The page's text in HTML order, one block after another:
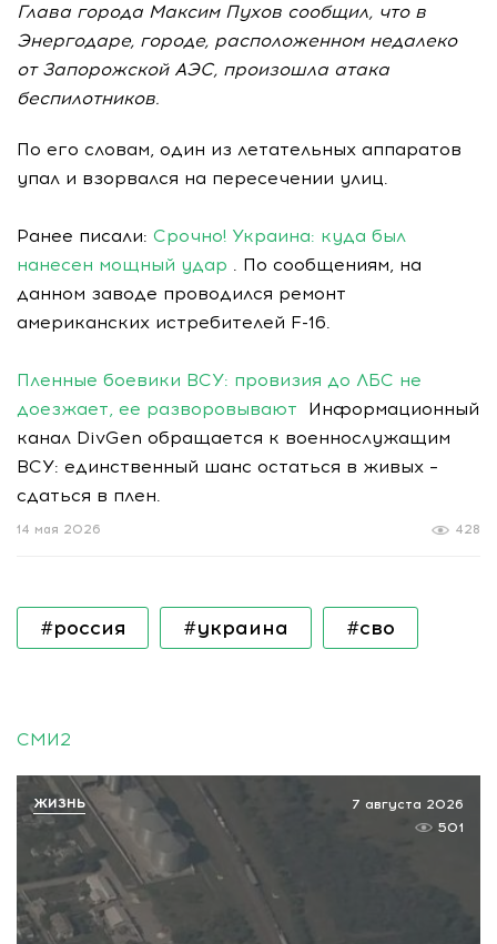
Глава города Максим Пухов сообщил, что в
Энергодаре, городе, расположенном недалеко
от Запорожской АЭС, произошла атака
беспилотников.
По его словам, один из летательных аппаратов
упал и взорвался на пересечении улиц.
Ранее писали: Срочно! Украина: куда был
нанесен мощный удар . По сообщениям, на
данном заводе проводился ремонт
американских истребителей F-16.
Пленные боевики ВСУ: провизия до ЛБС не
доезжает, ее разворовывают Информационный
канал DivGen обращается к военнослужащим
ВСУ: единственный шанс остаться в живых –
сдаться в плен.
428
14 мая 2026
#россия #украина #сво
СМИ2
7 августа 2026
501
ЖИЗНЬ